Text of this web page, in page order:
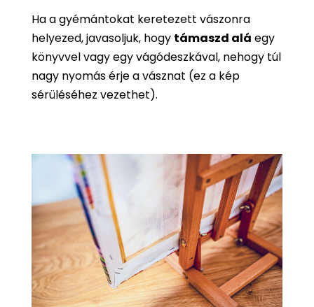
Ha a gyémántokat keretezett vászonra
helyezed, javasoljuk, hogy támaszd alá egy
könyvvel vagy egy vágódeszkával, nehogy túl
nagy nyomás érje a vásznat (ez a kép
sérüléséhez vezethet).